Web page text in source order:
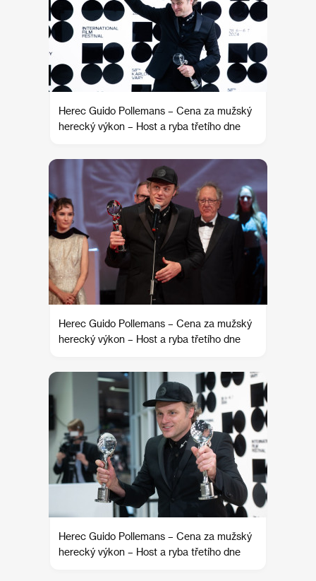
Herec Guido Pollemans – Cena za mužský
herecký výkon – Host a ryba třetího dne
Herec Guido Pollemans – Cena za mužský
herecký výkon – Host a ryba třetího dne
Herec Guido Pollemans – Cena za mužský
herecký výkon – Host a ryba třetího dne